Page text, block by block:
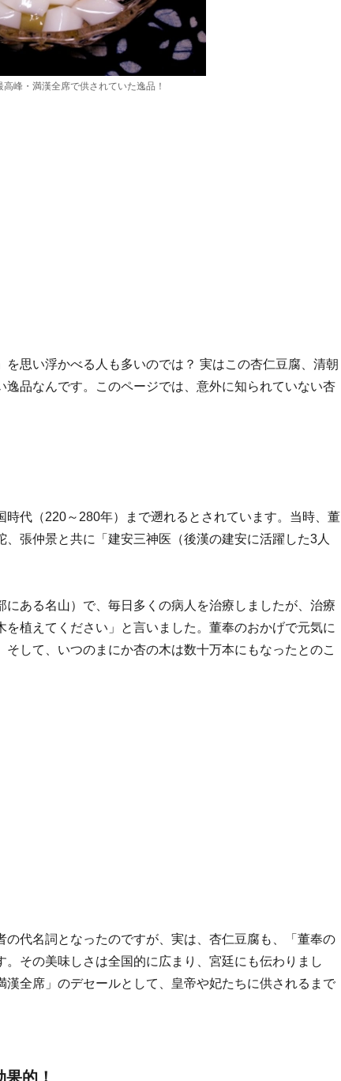
峰・満漢全席で供されていた逸品！
思い浮かべる人も多いのでは？ 実はこの杏仁豆腐、清朝
品なんです。このページでは、意外に知られていない杏
代（220～280年）まで遡れるとされています。当時、董
張仲景と共に「建安三神医（後漢の建安に活躍した3人
ある名山）で、毎日多くの病人を治療しましたが、治療
植えてください」と言いました。董奉のおかげで元気に
して、いつのまにか杏の木は数十万本にもなったとのこ
代名詞となったのですが、実は、杏仁豆腐も、「董奉の
その美味しさは全国的に広まり、宮廷にも伝わりまし
全席」のデセールとして、皇帝や妃たちに供されるまで
的！